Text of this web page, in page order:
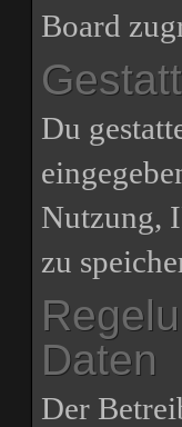
Board
Du
Nutzung,
zu
Daten
Der